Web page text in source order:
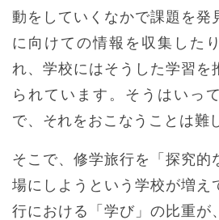
動をしていくなかで課題を発
に向けての情報を収集した
れ、学校にはそうした学習を
られています。そうはいっ
で、それをおこなうことは難
そこで、修学旅行を「探究的
場にしようという学校が増え
行における「学び」の比重が